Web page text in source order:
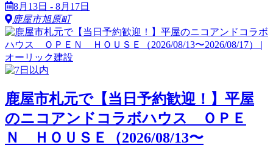
8月13日 - 8月17日
鹿屋市旭原町
鹿屋市札元で【当日予約歓迎！】平屋
のニコアンドコラボハウス ＯＰＥ
Ｎ ＨＯＵＳＥ（2026/08/13〜